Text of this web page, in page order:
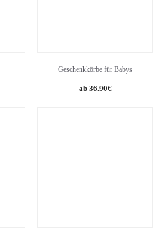
Geschenkkörbe für Babys
36.90€